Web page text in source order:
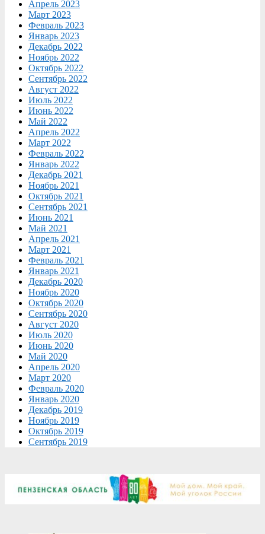
Апрель 2023
Март 2023
Февраль 2023
Январь 2023
Декабрь 2022
Ноябрь 2022
Октябрь 2022
Сентябрь 2022
Август 2022
Июль 2022
Июнь 2022
Май 2022
Апрель 2022
Март 2022
Февраль 2022
Январь 2022
Декабрь 2021
Ноябрь 2021
Октябрь 2021
Сентябрь 2021
Июнь 2021
Май 2021
Апрель 2021
Март 2021
Февраль 2021
Январь 2021
Декабрь 2020
Ноябрь 2020
Октябрь 2020
Сентябрь 2020
Август 2020
Июль 2020
Июнь 2020
Май 2020
Апрель 2020
Март 2020
Февраль 2020
Январь 2020
Декабрь 2019
Ноябрь 2019
Октябрь 2019
Сентябрь 2019